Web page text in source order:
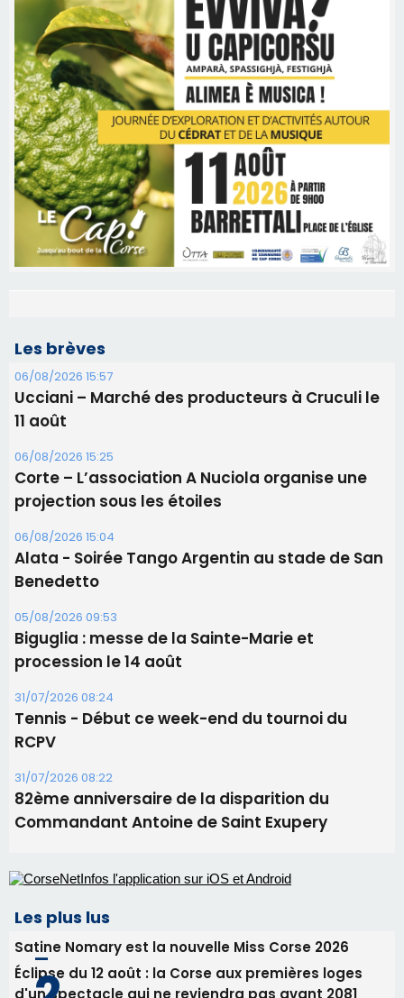
Les brèves
06/08/2026 15:57
Ucciani – Marché des producteurs à Cruculi le
11 août
06/08/2026 15:25
Corte – L’association A Nuciola organise une
projection sous les étoiles
06/08/2026 15:04
Alata - Soirée Tango Argentin au stade de San
Benedetto
05/08/2026 09:53
Biguglia : messe de la Sainte-Marie et
procession le 14 août
Tennis - Début ce week-end du tournoi du
RCPV
31/07/2026 08:22
82ème anniversaire de la disparition du
Commandant Antoine de Saint Exupery